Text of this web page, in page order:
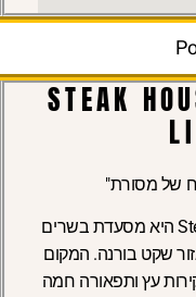
STEAK
של מסורת"
היא מסעדת בשרים
שקט בורנה. המקום
עץ ותפאורה חמה